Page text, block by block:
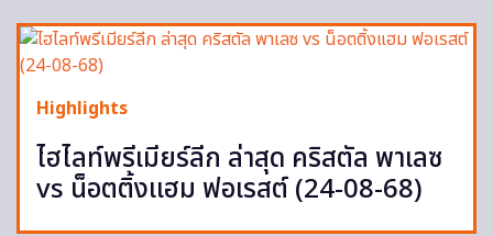
Highlights
ไฮไลท์พรีเมียร์ลีก ล่าสุด คริสตัล พาเลซ
vs น็อตติ้งแฮม ฟอเรสต์ (24-08-68)